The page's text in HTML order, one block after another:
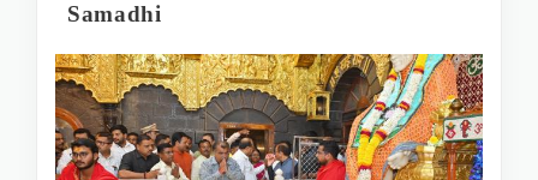
Samadhi